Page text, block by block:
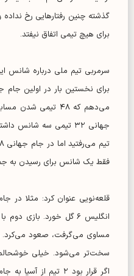
گذشته چنین رفتارهایی رخ نداده
برای هیچ تیمی اتفاق نیفتد.
سرمربی تیم ملی درباره شانس
می‌دهم که ۴۸ تیمی
فقط یک شانس برای رسیدن به جمع ۱۶ تیم
قلعه‌نویی عنوان کرد: مثلا در
انگلیس ۶ گل خورد. بازی
مساوی می‌گرفت، صعود می‌کرد.
سخت‌تر می‌شود. خیلی
اگر قرار بود ۲ تیم از